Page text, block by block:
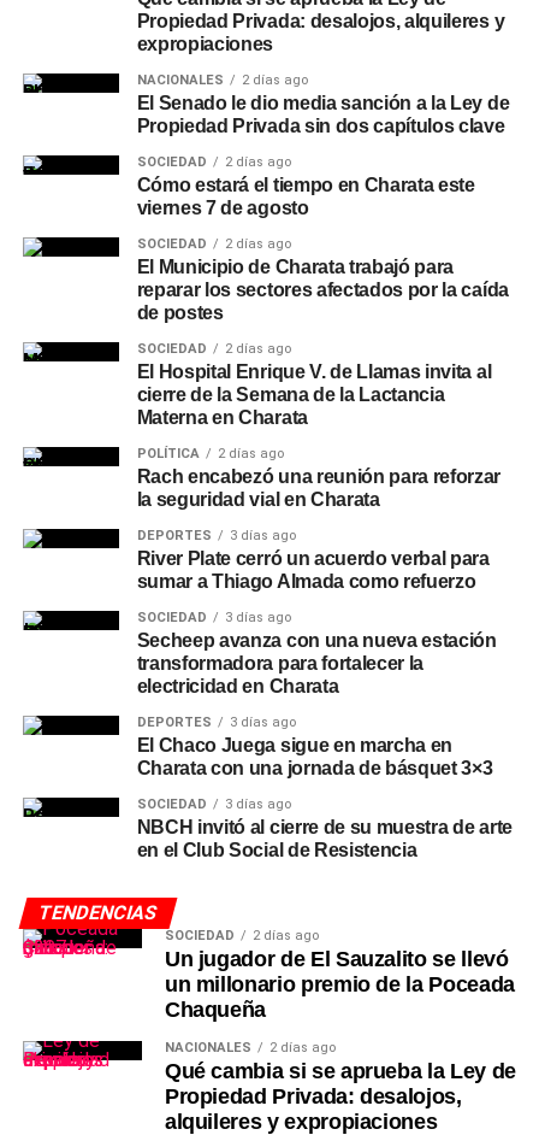
Propiedad Privada: desalojos, alquileres y
expropiaciones
NACIONALES 2 días ago
El Senado le dio media sanción a la Ley de
Propiedad Privada sin dos capítulos clave
SOCIEDAD 2 días ago
Cómo estará el tiempo en Charata este
viernes 7 de agosto
SOCIEDAD 2 días ago
El Municipio de Charata trabajó para
reparar los sectores afectados por la caída
de postes
SOCIEDAD 2 días ago
El Hospital Enrique V. de Llamas invita al
cierre de la Semana de la Lactancia
Materna en Charata
POLÍTICA 2 días ago
Rach encabezó una reunión para reforzar
la seguridad vial en Charata
DEPORTES 3 días ago
River Plate cerró un acuerdo verbal para
sumar a Thiago Almada como refuerzo
SOCIEDAD 3 días ago
Secheep avanza con una nueva estación
transformadora para fortalecer la
electricidad en Charata
DEPORTES 3 días ago
El Chaco Juega sigue en marcha en
Charata con una jornada de básquet 3×3
SOCIEDAD 3 días ago
NBCH invitó al cierre de su muestra de arte
en el Club Social de Resistencia
TENDENCIAS
SOCIEDAD 2 días ago
Un jugador de El Sauzalito se llevó
un millonario premio de la Poceada
Chaqueña
NACIONALES 2 días ago
Qué cambia si se aprueba la Ley de
Propiedad Privada: desalojos,
alquileres y expropiaciones